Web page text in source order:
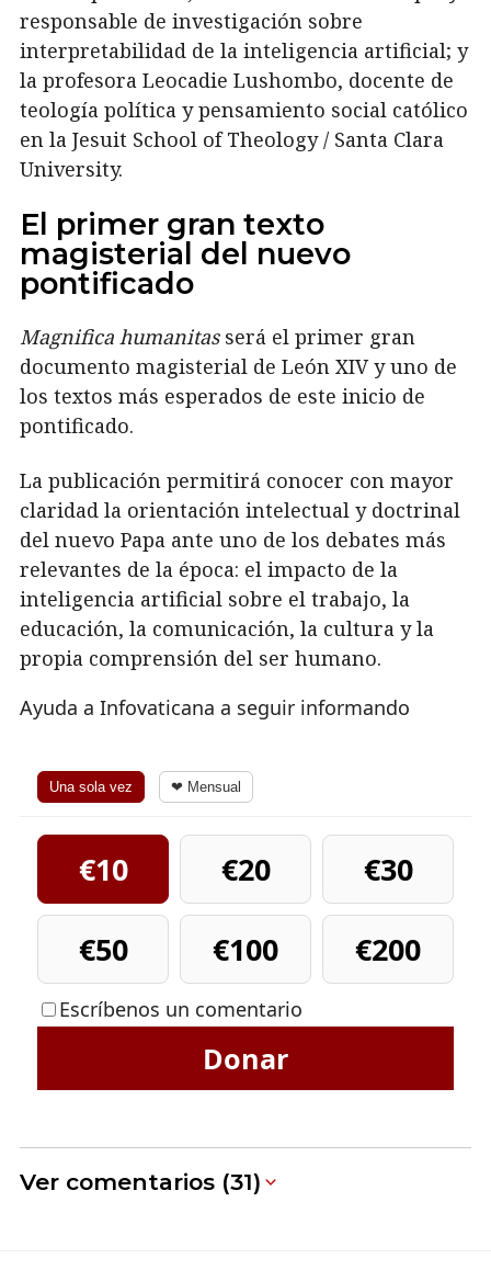
responsable de investigación sobre
interpretabilidad de la inteligencia artificial; y
la profesora Leocadie Lushombo, docente de
teología política y pensamiento social católico
en la Jesuit School of Theology / Santa Clara
University.
El primer gran texto
magisterial del nuevo
pontificado
Magnifica humanitasserá el primer gran
documento magisterial de León XIV y uno de
los textos más esperados de este inicio de
pontificado.
La publicación permitirá conocer con mayor
claridad la orientación intelectual y doctrinal
del nuevo Papa ante uno de los debates más
relevantes de la época: el impacto de la
inteligencia artificial sobre el trabajo, la
educación, la comunicación, la cultura y la
propia comprensión del ser humano.
Ayuda a Infovaticana a seguir informando
Una sola vez ❤ Mensual
€10 €20
€30
€50
€100 €200
Escríbenos un comentario
Donar
Ver comentarios (31)